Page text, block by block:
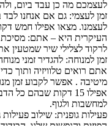
לעצמכם מה כן עבד ביום,
זמן לעצמי: גם אם אנחנו לבד
לעצמנו. מצאו אפילו חמש
העיקרית היא – אתם: מסיכת
לרקוד לצלילי שיר שמטעין
זמן למנוחה: להגדיר זמני
אתם רואים טלוויזיה ותוך
מיטיבה . אפשר לקבוע זמן
אפילו 15 דקות שבהם
למחשבות ולגוף.
פעילות גופנית: שילוב